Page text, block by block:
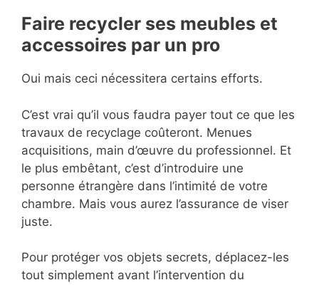
Faire recycler ses meubles et
accessoires par un pro
Oui mais ceci nécessitera certains efforts.
C’est vrai qu’il vous faudra payer tout ce que les
travaux de recyclage coûteront. Menues
acquisitions, main d’œuvre du professionnel. Et
le plus embêtant, c’est d’introduire une
personne étrangère dans l’intimité de votre
chambre. Mais vous aurez l’assurance de viser
juste.
Pour protéger vos objets secrets, déplacez-les
tout simplement avant l’intervention du